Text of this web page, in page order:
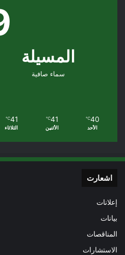
المسيلة
سماء صافية
40
℃
الأحد
41
℃
الأثنين
41
℃
الثلاثاء
اشعارت
إعلانات
بيانات
المناقصات
الاستشارات